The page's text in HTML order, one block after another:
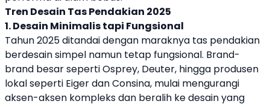
Tren Desain Tas Pendakian 2025
1. Desain Minimalis tapi Fungsional
Tahun 2025 ditandai dengan maraknya tas pendakian
berdesain simpel namun tetap fungsional. Brand-
brand besar seperti Osprey, Deuter, hingga produsen
lokal seperti Eiger dan Consina, mulai mengurangi
aksen-aksen kompleks dan beralih ke desain yang